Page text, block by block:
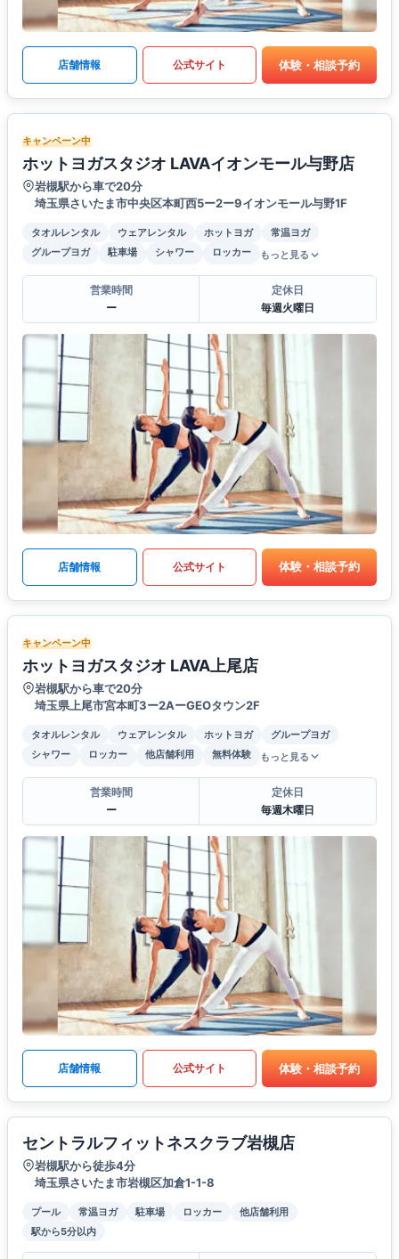
店舗情報 公式サイト 体験・相談予約
キャンペーン中
ホットヨガスタジオ LAVAイオンモール与野店
岩槻駅から車で20分
埼玉県さいたま市中央区本町西5ー2ー9イオンモール与野1F
タオルレンタル ウェアレンタル ホットヨガ
常温ヨガ
グループヨガ
駐車場 シャワー ロッカー もっと見る
営業時間
ー
定休日
毎週火曜日
店舗情報 公式サイト 体験・相談予約
キャンペーン中
ホットヨガスタジオ LAVA上尾店
岩槻駅から車で20分
埼玉県上尾市宮本町3ー2AーGEOタウン2F
タオルレンタル ウェアレンタル ホットヨガ
グループヨガ
シャワー
ロッカー 他店舗利用 無料体験 もっと見る
営業時間
ー
定休日
毎週木曜日
店舗情報 公式サイト 体験・相談予約
セントラルフィットネスクラブ岩槻店
岩槻駅から徒歩4分
埼玉県さいたま市岩槻区加倉1-1-8
プール 常温ヨガ 駐車場 ロッカー
他店舗利用
駅から5分以内